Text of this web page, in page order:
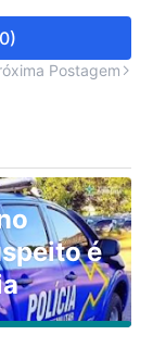
Postagem
é